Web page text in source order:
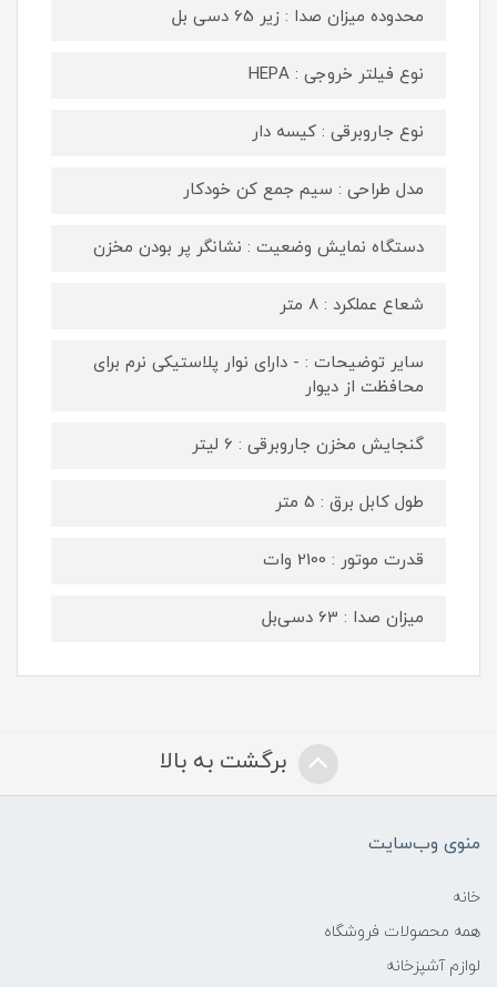
محدوده میزان صدا : زیر 65 دسی بل
نوع فیلتر خروجی : HEPA
نوع جاروبرقی : کیسه دار
مدل طراحی : سیم جمع کن خودکار
دستگاه نمایش وضعیت : نشانگر پر بودن مخزن
شعاع عملکرد : 8 متر
سایر توضیحات : - دارای نوار پلاستیکی نرم برای
محافظت از دیوار
گنجایش مخزن جاروبرقی : 6 لیتر
طول کابل برق : 5 متر
قدرت موتور : 2100 وات
میزان صدا : 63 دسی‌بل
برگشت به بالا
منوی وب‌سایت
خانه
همه محصولات فروشگاه
لوازم آشپزخانه